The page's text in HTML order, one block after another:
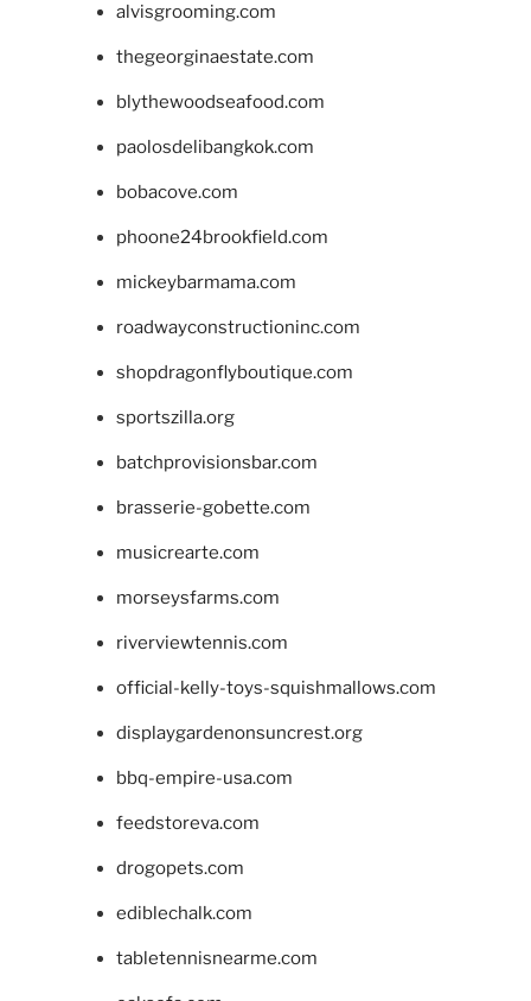
alvisgrooming.com
thegeorginaestate.com
blythewoodseafood.com
paolosdelibangkok.com
bobacove.com
phoone24brookfield.com
mickeybarmama.com
roadwayconstructioninc.com
shopdragonflyboutique.com
sportszilla.org
batchprovisionsbar.com
brasserie-gobette.com
musicrearte.com
morseysfarms.com
riverviewtennis.com
official-kelly-toys-squishmallows.com
displaygardenonsuncrest.org
bbq-empire-usa.com
feedstoreva.com
drogopets.com
ediblechalk.com
tabletennisnearme.com